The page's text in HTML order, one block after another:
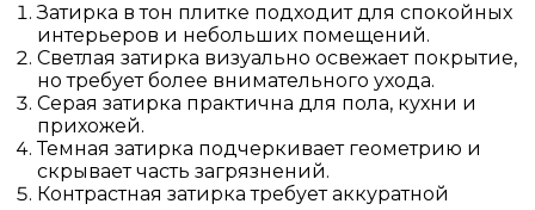
Затирка в тон плитке подходит для спокойных
интерьеров и небольших помещений.
Светлая затирка визуально освежает покрытие,
но требует более внимательного ухода.
Серая затирка практична для пола, кухни и
прихожей.
Темная затирка подчеркивает геометрию и
скрывает часть загрязнений.
Контрастная затирка требует аккуратной